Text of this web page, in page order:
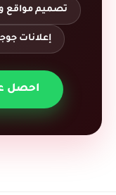
تصميم مواقع
إعلانات
احصل